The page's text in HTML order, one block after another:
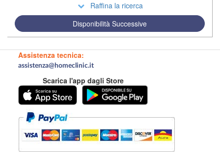
Raffina la ricerca
Disponibilità Successive
Assistenza tecnica:
assistenza@homeclinic.it
Scarica l'app dagli Store